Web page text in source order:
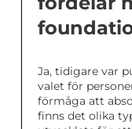
Ja, tidigare var
valet för
förmåga att
finns det olika